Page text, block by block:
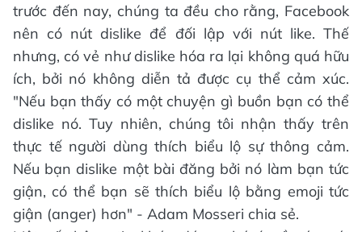
trước đến nay, chúng ta đều cho rằng, Facebook
nên có nút dislike để đối lập với nút like. Thế
nhưng, có vẻ như dislike hóa ra lại không quá hữu
ích, bởi nó không diễn tả được cụ thể cảm xúc.
"Nếu bạn thấy có một chuyện gì buồn bạn có thể
dislike nó. Tuy nhiên, chúng tôi nhận thấy trên
thực tế người dùng thích biểu lộ sự thông cảm.
Nếu bạn dislike một bài đăng bởi nó làm bạn tức
giận, có thể bạn sẽ thích biểu lộ bằng emoji tức
giận (anger) hơn" - Adam Mosseri chia sẻ.